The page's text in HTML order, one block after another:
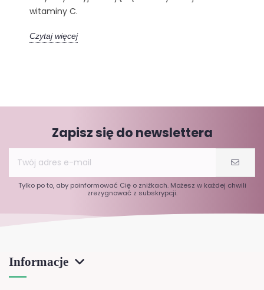
witaminy C.
Czytaj więcej
Zapisz się do newslettera
Tylko po to, aby poinformować Cię o zniżkach. Możesz w każdej chwili
zrezygnować z subskrypcji.
Informacje